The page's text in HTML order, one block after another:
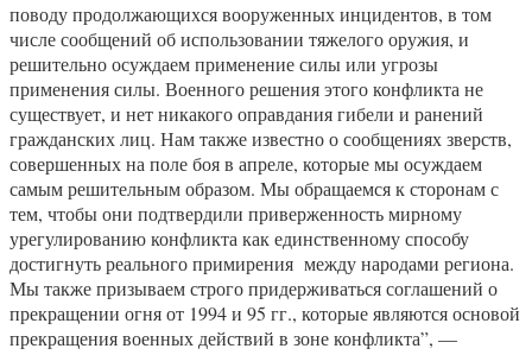
поводу продолжающихся вооруженных инцидентов, в том
числе сообщений об использовании тяжелого оружия, и
решительно осуждаем применение силы или угрозы
применения силы. Военного решения этого конфликта не
существует, и нет никакого оправдания гибели и ранений
гражданских лиц. Нам также известно о сообщениях зверств,
совершенных на поле боя в апреле, которые мы осуждаем
самым решительным образом. Мы обращаемся к сторонам с
тем, чтобы они подтвердили приверженность мирному
урегулированию конфликта как единственному способу
достигнуть реального примирения между народами региона.
Мы также призываем строго придерживаться соглашений о
прекращении огня от 1994 и 95 гг., которые являются основой
прекращения военных действий в зоне конфликта”, —